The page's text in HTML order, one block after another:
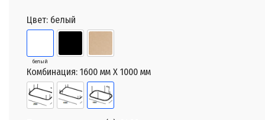
Цвет: белый
белый
Комбинация: 1600 мм X 1000 мм